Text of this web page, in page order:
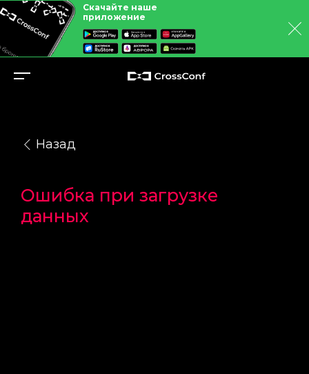
Скачайте наше
приложение
Назад
Ошибка при загрузке
данных